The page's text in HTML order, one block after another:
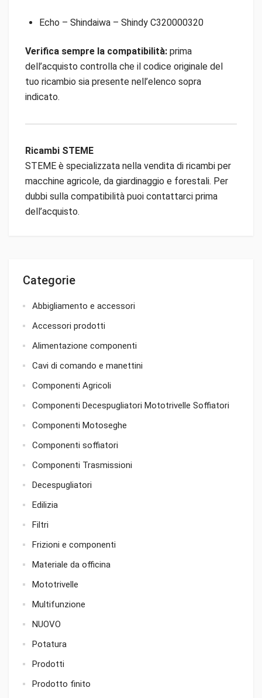
Categorie
Abbigliamento e accessori
Accessori prodotti
Alimentazione componenti
Cavi di comando e manettini
Componenti Agricoli
Componenti Decespugliatori Mototrivelle Soffiatori
Componenti Motoseghe
Componenti soffiatori
Componenti Trasmissioni
Decespugliatori
Edilizia
Filtri
Frizioni e componenti
Materiale da officina
Mototrivelle
Multifunzione
NUOVO
Potatura
Prodotti
Prodotto finito
Echo – Shindaiwa – Shindy C320000320
Verifica sempre la compatibilità: prima
dell’acquisto controlla che il codice originale del
tuo ricambio sia presente nell’elenco sopra
indicato.
Ricambi STEME
STEME è specializzata nella vendita di ricambi per
macchine agricole, da giardinaggio e forestali. Per
dubbi sulla compatibilità puoi contattarci prima
dell’acquisto.